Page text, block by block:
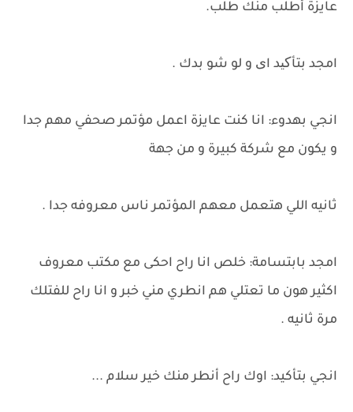
عايزة أطلب منك طلب.
امجد بتأکید ای و لو شو بدك .
انجي بهدوء: انا كنت عايزة اعمل مؤتمر صحفي مهم جدا
و يكون مع شركة كبيرة و من جهة
ثانيه اللي هتعمل معهم المؤتمر ناس معروفه جدا .
امجد بابتسامة: خلص انا راح احكى مع مكتب معروف
اكثير هون ما تعتلي هم انطري مني خبر و انا راح للفتلك
مرة ثانيه .
انجي بتأكيد: اوك راح أنطر منك خير سلام ...